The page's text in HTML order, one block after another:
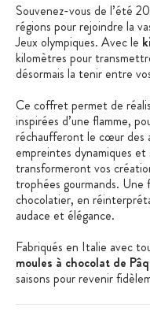
Souvenez-vous de l’été
régions pour rejoindre la
Jeux olympiques. Avec le
kilomètres pour
désormais la tenir entre
Ce coffret permet de
inspirées d’une flamme,
réchaufferont le cœur des
empreintes dynamiques et
transformeront vos
trophées gourmands. Une
chocolatier, en
audace et élégance.
Fabriqués en Italie avec
moules à chocolat de
saisons pour revenir